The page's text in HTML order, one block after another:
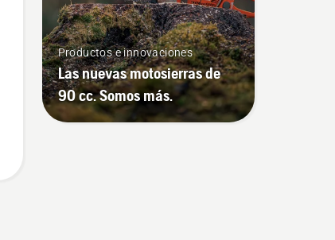
Productos e innovaciones
Las nuevas motosierras de
90 cc. Somos más.